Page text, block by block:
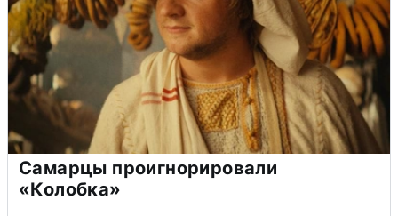
Самарцы проигнорировали
«Колобка»